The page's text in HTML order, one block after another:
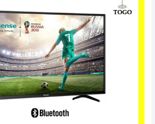
79.900 CFA.74.500 CFA.